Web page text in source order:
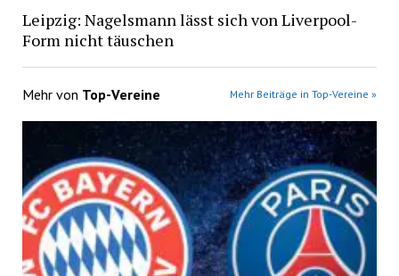
Leipzig: Nagelsmann lässt sich von Liverpool-
Form nicht täuschen
Mehr von Top-Vereine Mehr Beiträge in Top-Vereine »